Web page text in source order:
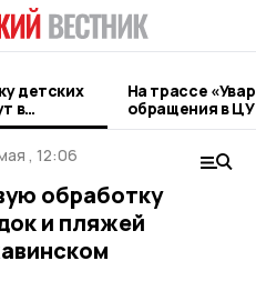
детских
в
На трассе
обращения в
, 12:06
обработку
и пляжей